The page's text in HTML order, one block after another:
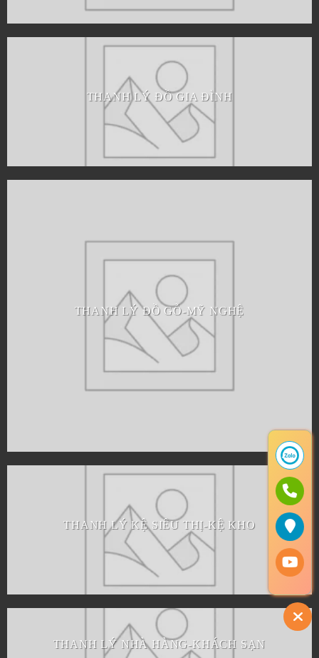
THANH LÝ ĐỒ GIA ĐÌNH
THANH LÝ ĐỒ GỖ-MỸ NGHỆ
THANH LÝ KỆ SIÊU THỊ-KỆ KHO
THANH LÝ NHÀ HÀNG-KHÁCH SẠN